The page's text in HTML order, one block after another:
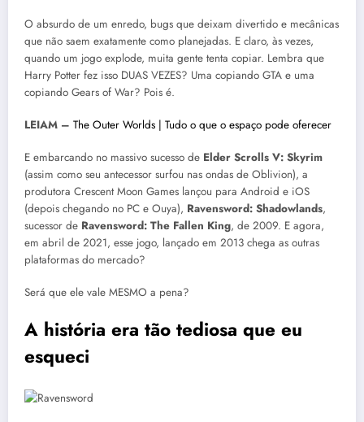
O absurdo de um enredo, bugs que deixam divertido e mecânicas
que não saem exatamente como planejadas. E claro, às vezes,
quando um jogo explode, muita gente tenta copiar. Lembra que
Harry Potter fez isso DUAS VEZES? Uma copiando GTA e uma
copiando Gears of War? Pois é.
LEIAM – The Outer Worlds | Tudo o que o espaço pode oferecer
E embarcando no massivo sucesso de Elder Scrolls V: Skyrim
(assim como seu antecessor surfou nas ondas de Oblivion), a
produtora Crescent Moon Games lançou para Android e iOS
(depois chegando no PC e Ouya), Ravensword: Shadowlands,
sucessor de Ravensword: The Fallen King, de 2009. E agora,
em abril de 2021, esse jogo, lançado em 2013 chega as outras
plataformas do mercado?
Será que ele vale MESMO a pena?
A história era tão tediosa que eu
esqueci